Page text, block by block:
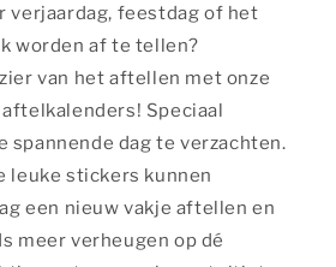
verjaardag, feestdag of het
worden af te tellen?
van het aftellen met onze
Speciaal
spannende dag te verzachten.
leuke stickers kunnen
een nieuw vakje aftellen en
meer verheugen op dé